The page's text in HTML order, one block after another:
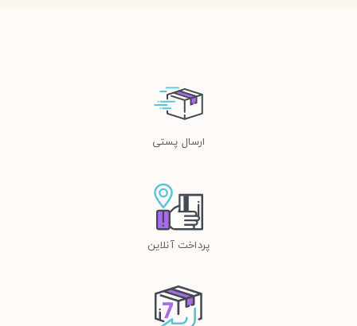
ارسال پستی
پرداخت آنلاین